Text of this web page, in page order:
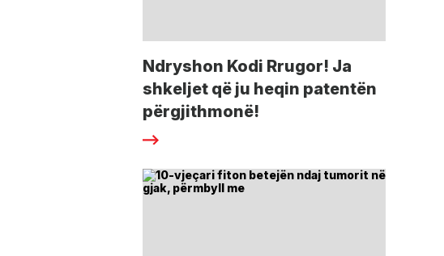
Ndryshon Kodi Rrugor! Ja
shkeljet që ju heqin patentën
përgjithmonë!